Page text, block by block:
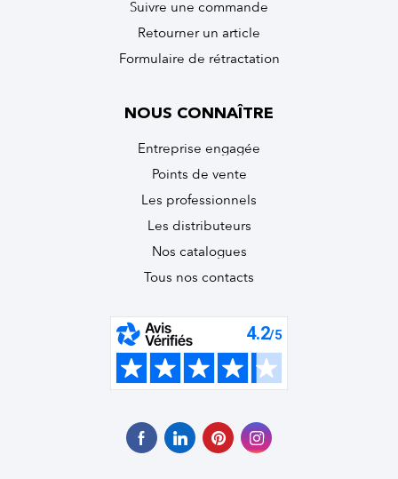
Suivre une commande
Retourner un article
Formulaire de rétractation
NOUS CONNAÎTRE
Entreprise engagée
Points de vente
Les professionnels
Les distributeurs
Nos catalogues
Tous nos contacts